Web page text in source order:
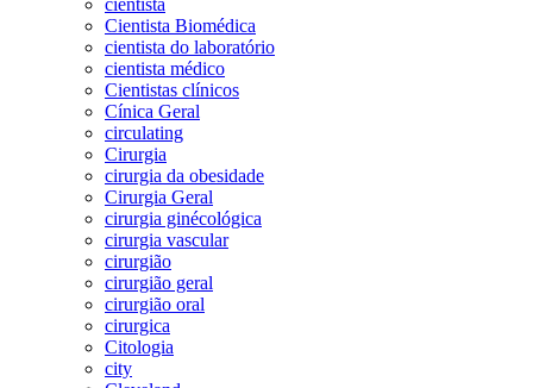
Cientista Biomédica
cientista do laboratório
cientista médico
Cientistas clínicos
Cínica Geral
circulating
Cirurgia
cirurgia da obesidade
Cirurgia Geral
cirurgia ginécológica
cirurgia vascular
cirurgião
cirurgião geral
cirurgião oral
cirurgica
Citologia
city